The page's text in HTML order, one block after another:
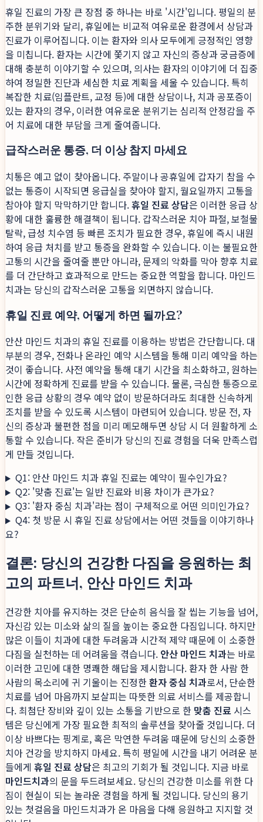
휴일 진료의 가장 큰 장점 중 하나는 바로 '시간'입니다. 평일의 분
주한 분위기와 달리, 휴일에는 비교적 여유로운 환경에서 상담과
진료가 이루어집니다. 이는 환자와 의사 모두에게 긍정적인 영향
을 미칩니다. 환자는 시간에 쫓기지 않고 자신의 증상과 궁금증에
대해 충분히 이야기할 수 있으며, 의사는 환자의 이야기에 더 집중
하여 정밀한 진단과 세심한 치료 계획을 세울 수 있습니다. 특히
복잡한 치료(임플란트, 교정 등)에 대한 상담이나, 치과 공포증이
있는 환자의 경우, 이러한 여유로운 분위기는 심리적 안정감을 주
어 치료에 대한 부담을 크게 줄여줍니다.
급작스러운 통증, 더 이상 참지 마세요
치통은 예고 없이 찾아옵니다. 주말이나 공휴일에 갑자기 참을 수
없는 통증이 시작되면 응급실을 찾아야 할지, 월요일까지 고통을
참아야 할지 막막하기만 합니다.휴일 진료 상담은 이러한 응급 상
황에 대한 훌륭한 해결책이 됩니다. 갑작스러운 치아 파절, 보철물
탈락, 급성 치수염 등 빠른 조치가 필요한 경우, 휴일에 즉시 내원
하여 응급 처치를 받고 통증을 완화할 수 있습니다. 이는 불필요한
고통의 시간을 줄여줄 뿐만 아니라, 문제의 악화를 막아 향후 치료
를 더 간단하고 효과적으로 만드는 중요한 역할을 합니다. 마인드
치과는 당신의 갑작스러운 고통을 외면하지 않습니다.
휴일 진료 예약, 어떻게 하면 될까요?
안산 마인드 치과의 휴일 진료를 이용하는 방법은 간단합니다. 대
부분의 경우, 전화나 온라인 예약 시스템을 통해 미리 예약을 하는
것이 좋습니다. 사전 예약을 통해 대기 시간을 최소화하고, 원하는
시간에 정확하게 진료를 받을 수 있습니다. 물론, 극심한 통증으로
인한 응급 상황의 경우 예약 없이 방문하더라도 최대한 신속하게
조치를 받을 수 있도록 시스템이 마련되어 있습니다. 방문 전, 자
신의 증상과 불편한 점을 미리 메모해두면 상담 시 더 원활하게 소
통할 수 있습니다. 작은 준비가 당신의 진료 경험을 더욱 만족스럽
게 만들 것입니다.
Q1: 안산 마인드 치과 휴일 진료는 예약이 필수인가요?
Q2: '맞춤 진료'는 일반 진료와 비용 차이가 큰가요?
Q3: '환자 중심 치과'라는 점이 구체적으로 어떤 의미인가요?
Q4: 첫 방문 시 휴일 진료 상담에서는 어떤 것들을 이야기하나
요?
결론: 당신의 건강한 다짐을 응원하는 최
고의 파트너, 안산 마인드 치과
건강한 치아를 유지하는 것은 단순히 음식을 잘 씹는 기능을 넘어,
자신감 있는 미소와 삶의 질을 높이는 중요한 다짐입니다. 하지만
많은 이들이 치과에 대한 두려움과 시간적 제약 때문에 이 소중한
다짐을 실천하는 데 어려움을 겪습니다. 안산 마인드 치과는 바로
이러한 고민에 대한 명쾌한 해답을 제시합니다. 환자 한 사람 한
사람의 목소리에 귀 기울이는 진정한환자 중심 치과로서, 단순한
치료를 넘어 마음까지 보살피는 따뜻한 의료 서비스를 제공합니
다. 최첨단 장비와 깊이 있는 소통을 기반으로 한 맞춤 진료 시스
템은 당신에게 가장 필요한 최적의 솔루션을 찾아줄 것입니다. 더
이상 바쁘다는 핑계로, 혹은 막연한 두려움 때문에 당신의 소중한
치아 건강을 방치하지 마세요. 특히 평일에 시간을 내기 어려운 분
들에게 휴일 진료 상담은 최고의 기회가 될 것입니다. 지금 바로
마인드치과의 문을 두드려보세요. 당신의 건강한 미소를 위한 다
짐이 현실이 되는 놀라운 경험을 하게 될 것입니다. 당신의 용기
있는 첫걸음을 마인드치과가 온 마음을 다해 응원하고 지지할 것